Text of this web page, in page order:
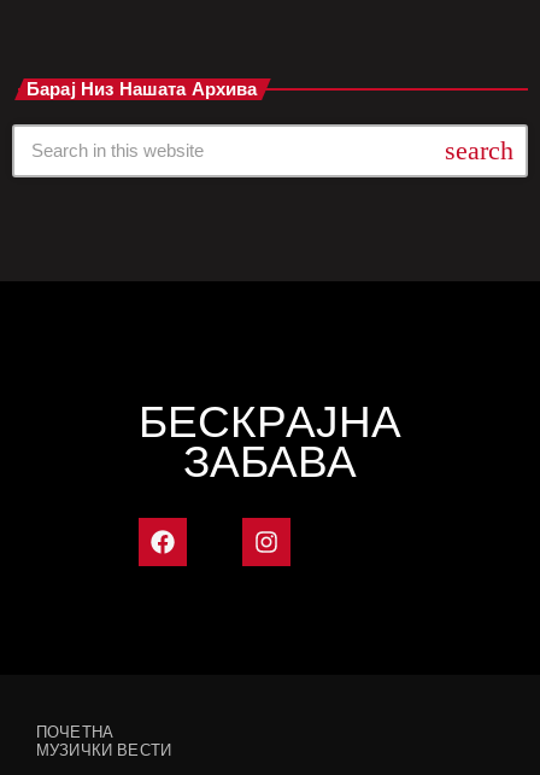
Барај Низ Нашата Архива
search
БЕСКРАЈНА
ЗАБАВА
ПОЧЕТНА
МУЗИЧКИ ВЕСТИ